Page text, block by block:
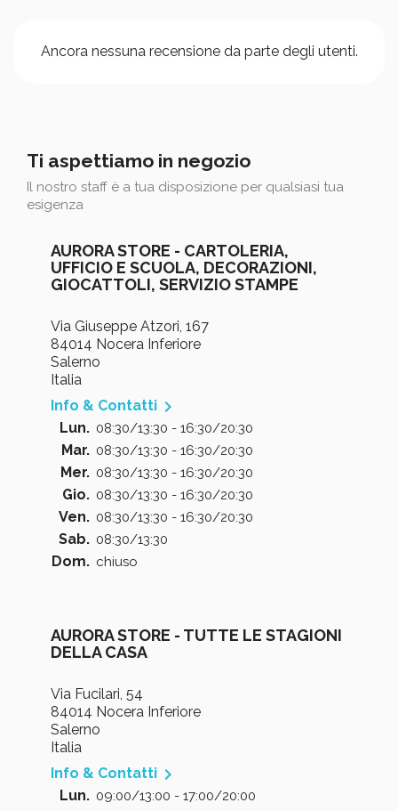
Ancora nessuna recensione da parte degli utenti.
Ti aspettiamo in negozio
Il nostro staff è a tua disposizione per qualsiasi tua
esigenza
AURORA STORE - CARTOLERIA,
UFFICIO E SCUOLA, DECORAZIONI,
GIOCATTOLI, SERVIZIO STAMPE
Via Giuseppe Atzori, 167
84014 Nocera Inferiore
Salerno
Italia
Info & Contatti 
Lun. 08:30/13:30 - 16:30/20:30
Mar. 08:30/13:30 - 16:30/20:30
Mer. 08:30/13:30 - 16:30/20:30
Gio. 08:30/13:30 - 16:30/20:30
Ven. 08:30/13:30 - 16:30/20:30
Sab. 08:30/13:30
Dom. chiuso
AURORA STORE - TUTTE LE STAGIONI
DELLA CASA
Via Fucilari, 54
84014 Nocera Inferiore
Salerno
Italia
Info & Contatti 
Lun. 09:00/13:00 - 17:00/20:00